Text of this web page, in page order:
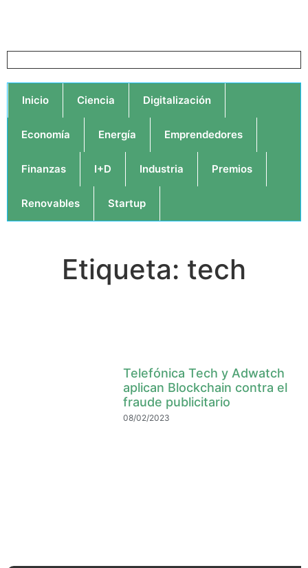
Inicio Ciencia Digitalización
Economía Energía Emprendedores
Finanzas I+D Industria Premios
Renovables Startup
Etiqueta: tech
Telefónica Tech y Adwatch
aplican Blockchain contra el
fraude publicitario
08/02/2023